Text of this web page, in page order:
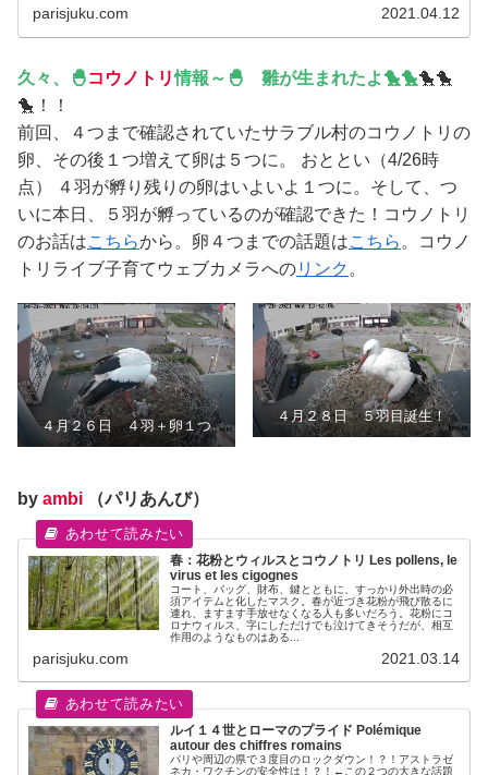
parisjuku.com 2021.04.12
久々、🐣コウノトリ情報～🐣 雛が生まれたよ🐤🐤🐤🐤
🐤！！
前回、４つまで確認されていたサラブル村のコウノトリの
卵、その後１つ増えて卵は５つに。 おととい（4/26時
点） ４羽が孵り残りの卵はいよいよ１つに。そして、つ
いに本日、５羽が孵っているのが確認できた！コウノトリ
のお話はこちらから。卵４つまでの話題はこちら 。コウノ
トリライブ子育てウェブカメラへのリンク 。
４月２６日 ４羽＋卵１つ
４月２８日 ５羽目誕生！
by ambi （パリあんび）
春：花粉とウィルスとコウノトリ Les pollens, le
virus et les cigognes
コート、バッグ、財布、鍵とともに、すっかり外出時の必
須アイテムと化したマスク。春が近づき花粉が飛び散るに
連れ、ますます手放せなくなる人も多いだろう。花粉にコ
ロナウィルス、字にしただけでも泣けてきそうだが、相互
作用のようなものはある...
parisjuku.com 2021.03.14
ルイ１４世とローマのプライド Polémique
autour des chiffres romains
パリや周辺の県で３度目のロックダウン！？！アストラゼ
ネカ・ワクチンの安全性は！？！←この２つの大きな話題